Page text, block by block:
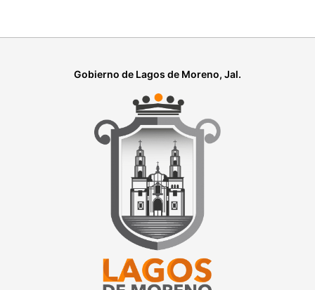
Gobierno de Lagos de Moreno, Jal.